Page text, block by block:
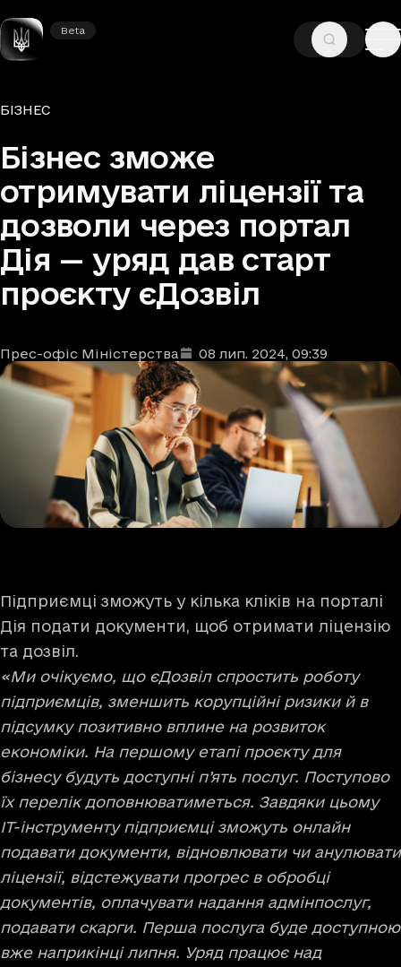
Beta
Beta
ГОЛОВНА
Рубрики
БІЗНЕС
Бізнес зможе
отримувати ліцензії та
дозволи через портал
Дія — уряд дав старт
проєкту єДозвіл
Автори
Прес-офіс Міністерства
Дата та час публікації: 08 лип. 2024, 09:39
Підприємці зможуть у кілька кліків на порталі
Дія подати документи, щоб отримати ліцензію
та дозвіл.
«Ми очікуємо, що єДозвіл спростить роботу
підприємців, зменшить корупційні ризики й в
підсумку позитивно вплине на розвиток
економіки. На першому етапі проєкту для
бізнесу будуть доступні п’ять послуг. Поступово
їх перелік доповнюватиметься. Завдяки цьому
ІТ-інструменту підприємці зможуть онлайн
подавати документи, відновлювати чи анулювати
ліцензії, відстежувати прогрес в обробці
документів, оплачувати надання адмінпослуг,
подавати скарги. Перша послуга буде доступною
вже наприкінці липня. Уряд працює над